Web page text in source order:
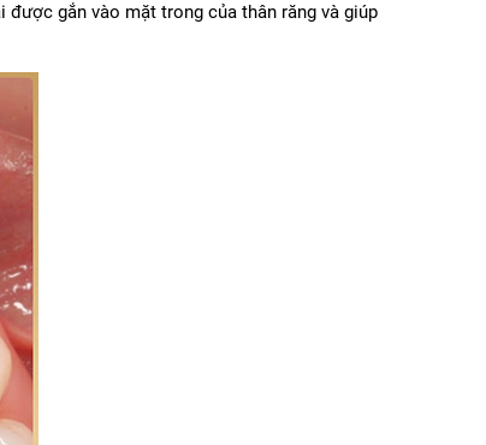
gắn vào mặt trong của thân răng và giúp